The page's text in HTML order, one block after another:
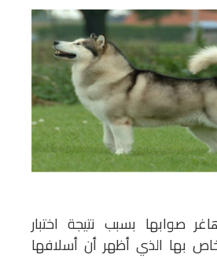
صوابها بسبب نتيجة اختبار
بها الذي أظهر أن أسلافها